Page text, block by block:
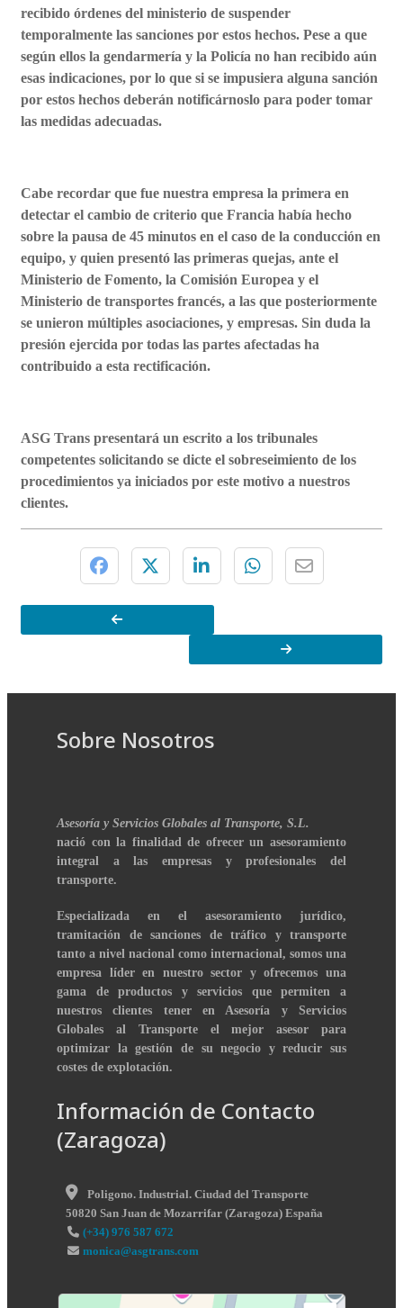
recibido órdenes del ministerio de suspender
temporalmente las sanciones por estos hechos. Pese a que
según ellos la gendarmería y la Policía no han recibido aún
esas indicaciones, por lo que si se impusiera alguna sanción
por estos hechos deberán notificárnoslo para poder tomar
las medidas adecuadas.
Cabe recordar que fue nuestra empresa la primera en
detectar el cambio de criterio que Francia había hecho
sobre la pausa de 45 minutos en el caso de la conducción en
equipo, y quien presentó las primeras quejas, ante el
Ministerio de Fomento, la Comisión Europea y el
Ministerio de transportes francés, a las que posteriormente
se unieron múltiples asociaciones, y empresas. Sin duda la
presión ejercida por todas las partes afectadas ha
contribuido a esta rectificación.
ASG Trans presentará un escrito a los tribunales
competentes solicitando se dicte el sobreseimiento de los
procedimientos ya iniciados por este motivo a nuestros
clientes.
Sobre Nosotros
Asesoría y Servicios Globales al Transporte, S.L.
nació con la finalidad de ofrecer un asesoramiento
integral a las empresas y profesionales del
transporte.
Especializada en el asesoramiento jurídico,
tramitación de sanciones de tráfico y transporte
tanto a nivel nacional como internacional, somos una
empresa líder en nuestro sector y ofrecemos una
gama de productos y servicios que permiten a
nuestros clientes tener en Asesoría y Servicios
Globales al Transporte el mejor asesor para
optimizar la gestión de su negocio y reducir sus
costes de explotación.
Información de Contacto
(Zaragoza)
Poligono. Industrial. Ciudad del Transporte
50820 San Juan de Mozarrifar (Zaragoza) España
(+34) 976 587 672
monica@asgtrans.com